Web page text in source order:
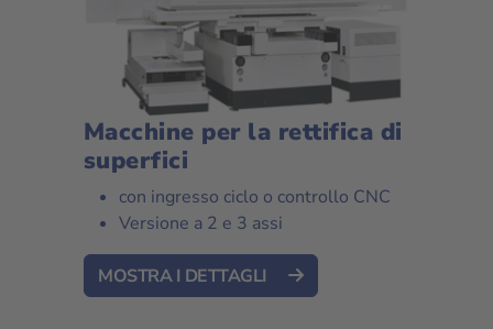
Macchine per la rettifica di
superfici
con ingresso ciclo o controllo CNC
Versione a 2 e 3 assi
MOSTRA I DETTAGLI